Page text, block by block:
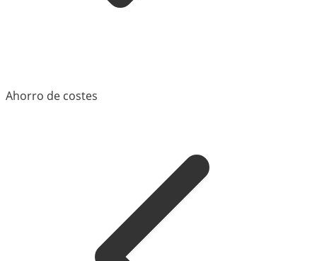
Ahorro de costes